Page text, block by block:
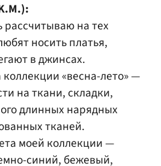
на тех
носить платья,
в джинсах.
«весна-лето» —
на ткани, складки,
длинных нарядных
тканей.
моей коллекции —
синий, бежевый,